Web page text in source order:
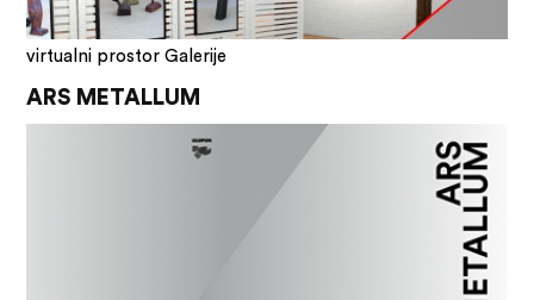
virtualni prostor Galerije
ARS METALLUM